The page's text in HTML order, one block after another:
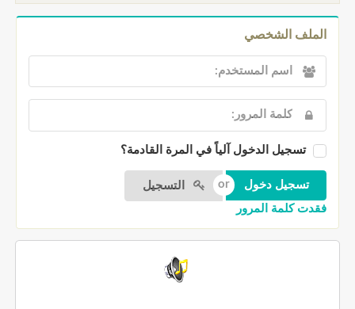
الملف الشخصي
تسجيل الدخول آلياً في المرة القادمة؟
التسجيل
فقدت كلمة المرور